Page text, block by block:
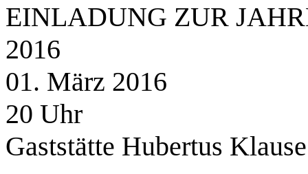
EINLADUNG ZUR
2016
01. März 2016
20 Uhr
Gaststätte Hubertus Klause